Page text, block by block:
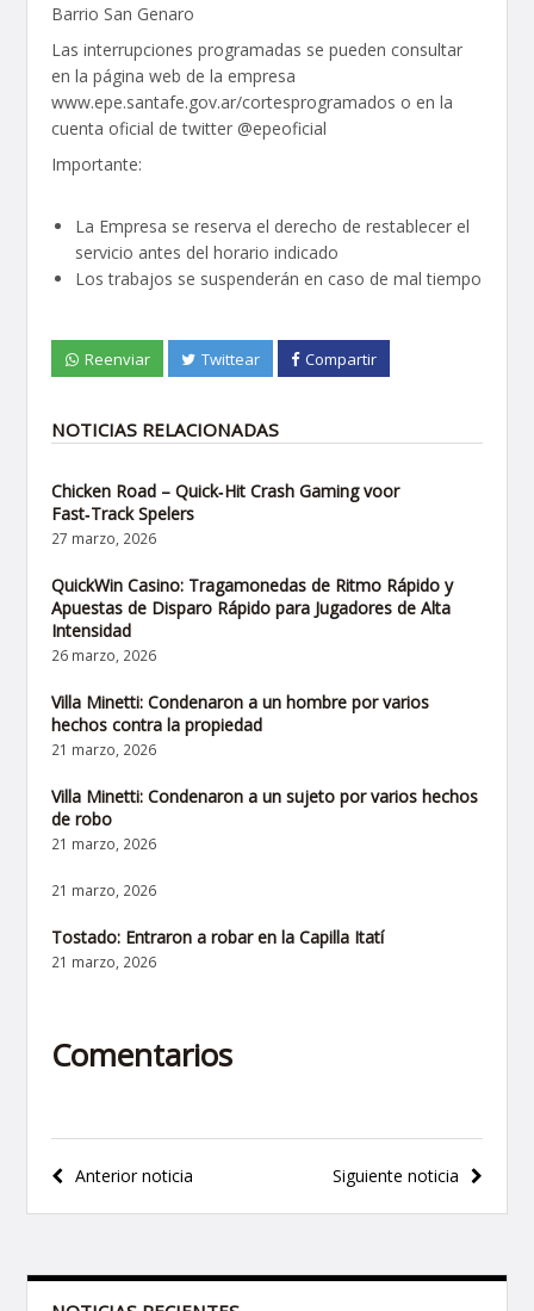
Barrio San Genaro
Las interrupciones programadas se pueden consultar
en la página web de la empresa
www.epe.santafe.gov.ar/cortesprogramados o en la
cuenta oficial de twitter @epeoficial
Importante:
La Empresa se reserva el derecho de restablecer el
servicio antes del horario indicado
Los trabajos se suspenderán en caso de mal tiempo
Reenviar Twittear Compartir
NOTICIAS RELACIONADAS
Chicken Road – Quick‑Hit Crash Gaming voor
Fast‑Track Spelers
27 marzo, 2026
QuickWin Casino: Tragamonedas de Ritmo Rápido y
Apuestas de Disparo Rápido para Jugadores de Alta
Intensidad
26 marzo, 2026
Villa Minetti: Condenaron a un hombre por varios
hechos contra la propiedad
21 marzo, 2026
Villa Minetti: Condenaron a un sujeto por varios hechos
de robo
21 marzo, 2026
21 marzo, 2026
Tostado: Entraron a robar en la Capilla Itatí
21 marzo, 2026
Comentarios
Navegación
de
Siguiente noticia
Anterior noticia